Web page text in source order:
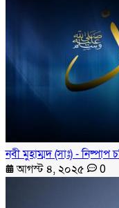
নবী মুহাম্মদ (সাঃ) - নিষ্পাপ
আগস্ট ৪, ২০২৫
0